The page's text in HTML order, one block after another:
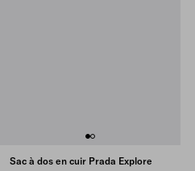
Sac à dos en cuir Prada Explore